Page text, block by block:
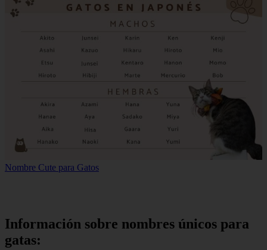
Nombre Cute para Gatos
Información sobre nombres únicos para
gatas: